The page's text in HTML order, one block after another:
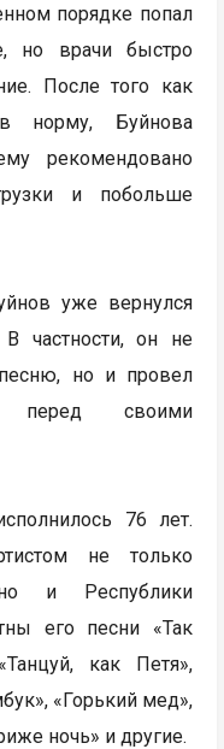
порядке попал
но врачи быстро
После того как
норму, Буйнова
рекомендовано
и побольше
уже вернулся
В частности, он не
но и провел
перед своими
76 лет.
не только
и Республики
его песни «Так
как Петя»,
«Горький мед»,
ночь» и другие.